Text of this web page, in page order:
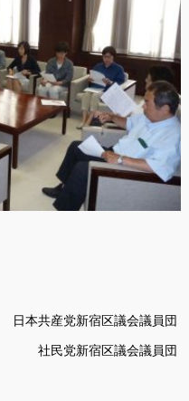
日本共産党新宿区議会議員団
社民党新宿区議会議員団